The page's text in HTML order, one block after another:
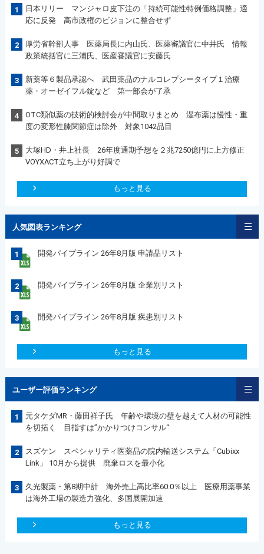
1
日本リリー マンジャロ皮下注の「持続可能性特例価格調整」適
応に反発 高市政権のビジョンに整合せず
2
厚労省幹部人事 医薬局長に内山氏、医薬審議官に中井氏 情報
政策統括官に三浦氏、医産審議官に安藤氏
3
新薬等６製品承認へ 武田薬品のナルコレプシータイプ１治療
薬・オーゼイフル錠など 第一部会が了承
4
OTC類似薬の技術的検討会が中間取りまとめ 湿布薬は慢性・重
度の変形性膝関節症は除外 対象1042品目
5
大塚HD・井上社長 26年度通期予想を２兆7250億円に上方修正
VOYXACT立ち上がり好調で
もっと見る
人気図表ランキング
1 開発パイプライン 26年8月版 申請品リスト
2 開発パイプライン 26年8月版 企業別リスト
3 開発パイプライン 26年8月版 疾患別リスト
もっと見る
ユーザー評価ランキング
1
元タケダMR・藤田祥子氏 年齢や環境の壁を越えて人材の可能性
を切拓く 目指すは”かかりつけコンサル“
2
スズケン スペシャリティ医薬品の院内輸送システム「Cubixx
Link」 10月から提供 廃棄ロスを最小化
3
久光製薬・第8期中計 海外売上高比率60.0％以上 医療用薬事業
は海外工場の製造力強化、多国展開加速
もっと見る